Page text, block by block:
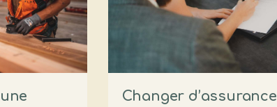
Changer d’assurance